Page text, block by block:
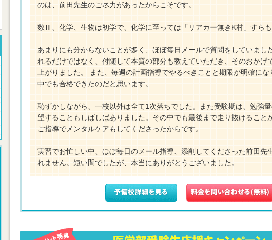
のは、前田先生のご尽力があったからこそです。
数Ⅲ、化学、生物は初学で、化学に至っては「リアカー無きK村」すらも
あまりにも分からないことが多く、ほぼ毎日メールで質問をしていまし
れるだけではなく、付随して本質の部分も教えていただき、そのおかげ
上がりました。 また、毎週の計画指導でやるべきことと期限が明確に
中でも合格できたのだと思います。
恥ずかしながら、一校以外は全て1次落ちでした。また受験期は、勉強
望することもしばしばありました。その中でも最後まで走り抜けること
ご指導でメンタルケアもしてくださったからです。
実習でお忙しい中、ほぼ毎日のメール指導、添削してくださった前田先
れません。短い間でしたが、本当にありがとうございました。